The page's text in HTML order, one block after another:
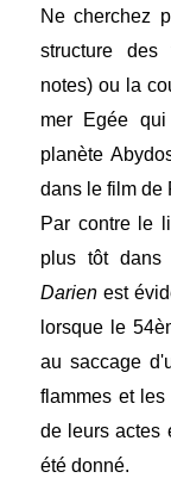
Ne cherchez
structure des
notes) ou la
mer Egée
planète
dans le film de
Par contre le
plus tôt
Darien est
lorsque le
au saccage
flammes et
de leurs actes
été donné.